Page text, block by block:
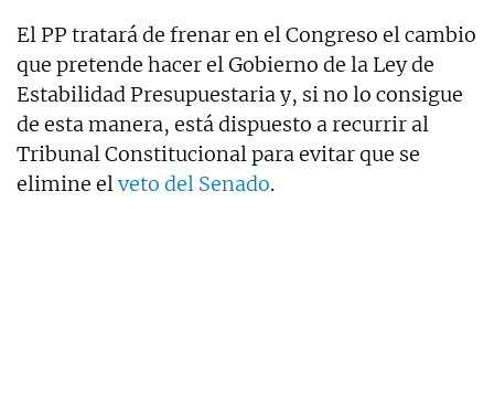
El PP tratará de frenar en el Congreso el cambio
que pretende hacer el Gobierno de la Ley de
Estabilidad Presupuestaria y, si no lo consigue
de esta manera, está dispuesto a recurrir al
Tribunal Constitucional para evitar que se
elimine elveto del Senado.